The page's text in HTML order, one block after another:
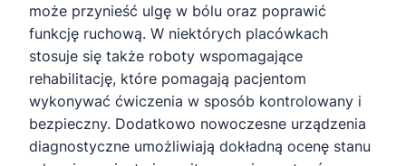
może przynieść ulgę w bólu oraz poprawić
funkcję ruchową. W niektórych placówkach
stosuje się także roboty wspomagające
rehabilitację, które pomagają pacjentom
wykonywać ćwiczenia w sposób kontrolowany i
bezpieczny. Dodatkowo nowoczesne urządzenia
diagnostyczne umożliwiają dokładną ocenę stanu